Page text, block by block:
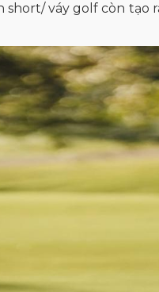
short/ váy golf còn tạo